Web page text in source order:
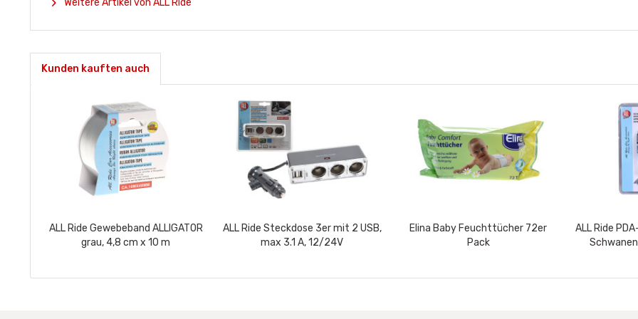
Weitere Artikel von ALL Ride
Kunden kauften auch
ALL Ride Gewebeband ALLIGATOR
grau, 4,8 cm x 10 m
ALL Ride Steckdose 3er mit 2 USB,
max 3.1 A, 12/24V
Elina Baby Feuchttücher 72er
Pack
ALL Ride